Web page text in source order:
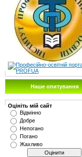
Наше опитування
Оцініть мій сайт
Відмінно
Добре
Непогано
Погано
Жахливо